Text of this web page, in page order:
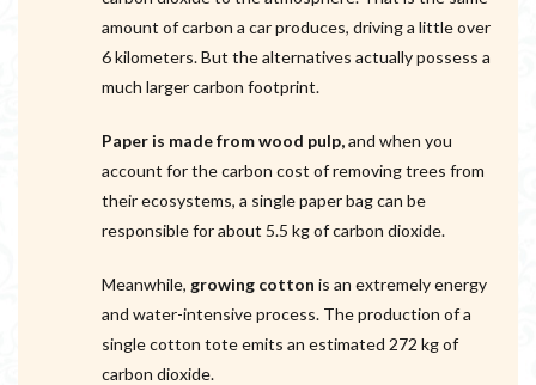
amount of carbon a car produces, driving a little over
6 kilometers. But the alternatives actually possess a
much larger carbon footprint.
Paper is made from wood pulp,and when you
account for the carbon cost of removing trees from
their ecosystems, a single paper bag can be
responsible for about 5.5 kg of carbon dioxide.
Meanwhile, growing cotton is an extremely energy
and water-intensive process. The production of a
single cotton tote emits an estimated 272 kg of
carbon dioxide.